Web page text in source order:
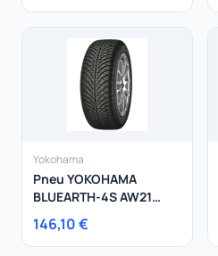
Yokohama
Pneu YOKOHAMA
BLUEARTH-4S AW21
255/40R18 99Y
146,10 €